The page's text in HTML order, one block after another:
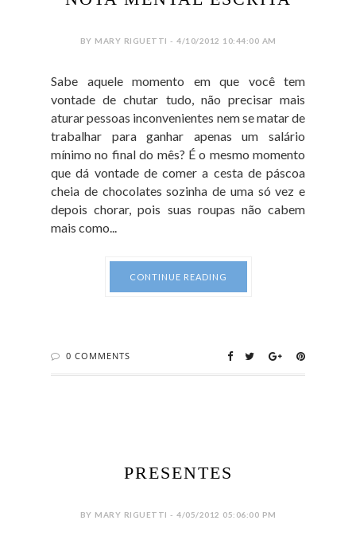
BY MARY RIGUETTI - 4/10/2012 10:44:00 AM
Sabe aquele momento em que você tem
vontade de chutar tudo, não precisar mais
aturar pessoas inconvenientes nem se matar de
trabalhar para ganhar apenas um salário
mínimo no final do mês? É o mesmo momento
que dá vontade de comer a cesta de páscoa
cheia de chocolates sozinha de uma só vez e
depois chorar, pois suas roupas não cabem
mais como...
CONTINUE READING
0 COMMENTS
PRESENTES
BY MARY RIGUETTI - 4/05/2012 05:06:00 PM